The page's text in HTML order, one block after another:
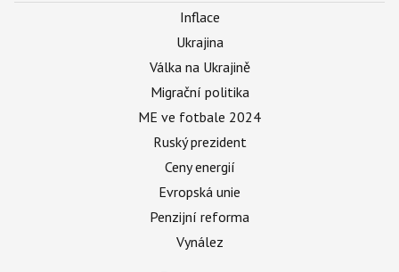
Inflace
Ukrajina
Válka na Ukrajině
Migrační politika
ME ve fotbale 2024
Ruský prezident
Ceny energií
Evropská unie
Penzijní reforma
Vynález